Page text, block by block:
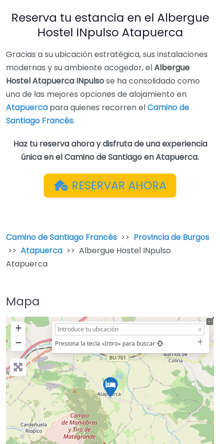
Reserva tu estancia en el Albergue
Hostel INpulso Atapuerca
Gracias a su ubicación estratégica, sus instalaciones
modernas y su ambiente acogedor, elAlbergue
Hostel Atapuerca INpulsose ha consolidado como
una de las mejores opciones de alojamiento en
Atapuerca para quienes recorren elCamino de
Santiago Francés.
Haz tu reserva ahora y disfruta de una experiencia
única en el Camino de Santiago en Atapuerca.
RESERVAR AHORA
Camino de Santiago Francés >> Provincia de Burgos
>> Atapuerca >> Albergue Hostel INpulso
Atapuerca
Mapa
+
−
Presiona la tecla «Intro» para buscar